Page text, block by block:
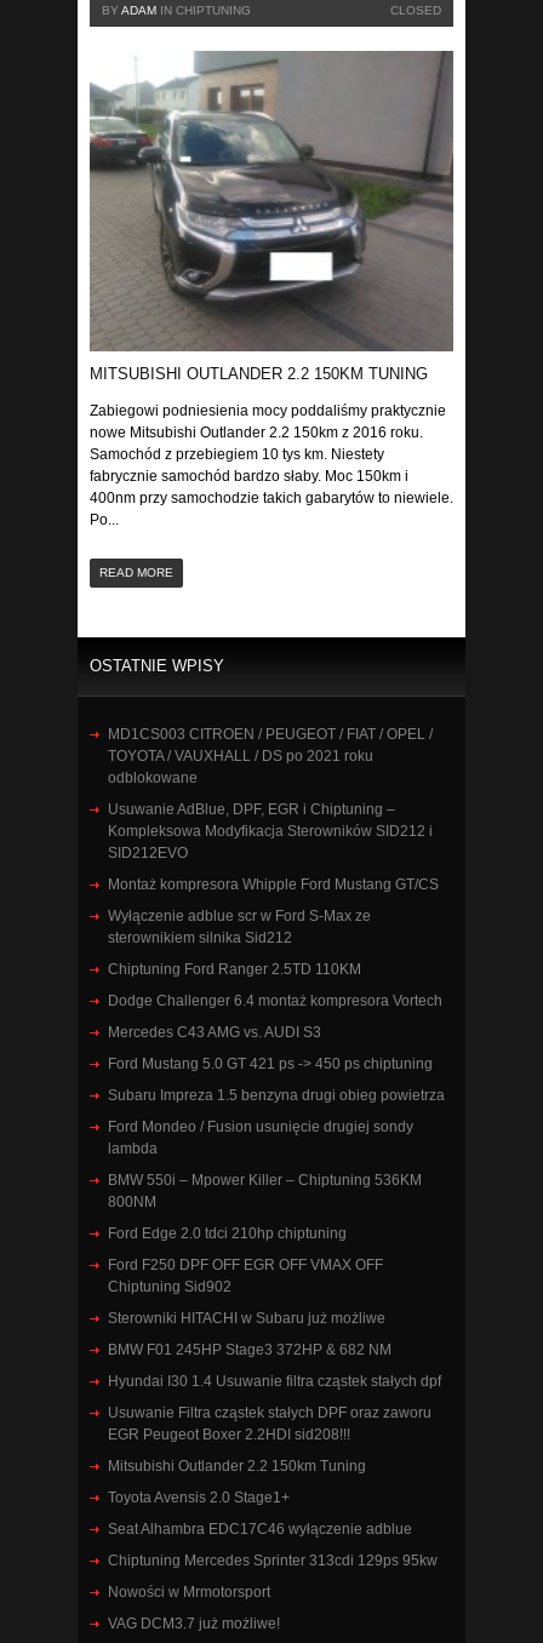
BY ADAM IN CHIPTUNING CLOSED
MITSUBISHI OUTLANDER 2.2 150KM TUNING
Zabiegowi podniesienia mocy poddaliśmy praktycznie
nowe Mitsubishi Outlander 2.2 150km z 2016 roku.
Samochód z przebiegiem 10 tys km. Niestety
fabrycznie samochód bardzo słaby. Moc 150km i
400nm przy samochodzie takich gabarytów to niewiele.
Po...
READ MORE
OSTATNIE WPISY
MD1CS003 CITROEN / PEUGEOT / FIAT / OPEL /
TOYOTA / VAUXHALL / DS po 2021 roku
odblokowane
Usuwanie AdBlue, DPF, EGR i Chiptuning –
Kompleksowa Modyfikacja Sterowników SID212 i
SID212EVO
Montaż kompresora Whipple Ford Mustang GT/CS
Wyłączenie adblue scr w Ford S-Max ze
sterownikiem silnika Sid212
Chiptuning Ford Ranger 2.5TD 110KM
Dodge Challenger 6.4 montaż kompresora Vortech
Mercedes C43 AMG vs. AUDI S3
Ford Mustang 5.0 GT 421 ps -> 450 ps chiptuning
Subaru Impreza 1.5 benzyna drugi obieg powietrza
Ford Mondeo / Fusion usunięcie drugiej sondy
lambda
BMW 550i – Mpower Killer – Chiptuning 536KM
800NM
Ford Edge 2.0 tdci 210hp chiptuning
Ford F250 DPF OFF EGR OFF VMAX OFF
Chiptuning Sid902
Sterowniki HITACHI w Subaru już możliwe
BMW F01 245HP Stage3 372HP & 682 NM
Hyundai I30 1.4 Usuwanie filtra cząstek stałych dpf
Usuwanie Filtra cząstek stałych DPF oraz zaworu
EGR Peugeot Boxer 2.2HDI sid208!!!
Mitsubishi Outlander 2.2 150km Tuning
Toyota Avensis 2.0 Stage1+
Seat Alhambra EDC17C46 wyłączenie adblue
Chiptuning Mercedes Sprinter 313cdi 129ps 95kw
Nowości w Mrmotorsport
VAG DCM3.7 już możliwe!